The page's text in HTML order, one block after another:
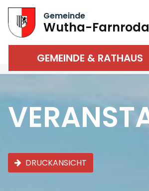
Gemeinde
Wutha-Farnroda
GEMEINDE & RATHAUS
DRUCKANSICHT